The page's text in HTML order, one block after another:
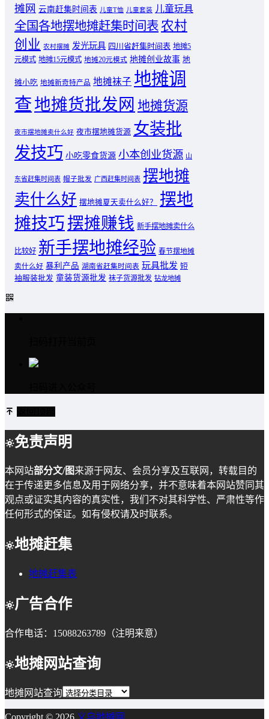
摊网 云南赶集时间表 儿童T恤 儿童套装 儿童玩具
全国各地摆地摊赶集时间表 农村
创业 农村摆摊 发光玩具 四川省赶集时间表 地摊5
元模式 地摊15元模式 地摊20元模式 地摊创业故事 地
摊小吃 地摊新奇特产品 地摊袜子 地摊调
查地摊货批发网 地摊货源
夜市摆地摊卖什么好 夜市摆地摊货源 女装批
发技巧 小吃零食货源 小本创业货源 山
东省赶集时间表 帽子批发 广西赶集时间表 摆地摊
卖什么好 摆地摊夏天卖什么好？
摆地
摊技巧摆摊赚钱 新手摆地摊卖什么
比较好 新手摆地摊经验 春节摆地摊
卖什么好 暴利产品 湖南省赶集时间表 玩具批发 短
袖服装批发 童装货源批发 袜子货源批发 钻龙地摊
免责声明
本网站部分文/图来源于网友、会员分享及互联网，转载目的
在于传递更多信息及用于网络分享，并不意味着本网站赞同其
观点或证实其内容的真实性，我们不对其科学性、严肃性等作
任何形式的保证。如有侵权请及时联系。
地摊赶集
地摊赶集表
广告合作
合作电话：15088263789（注明来意）
地摊网站查询
地摊网站查询
Copyright © 2026 义乌地摊网